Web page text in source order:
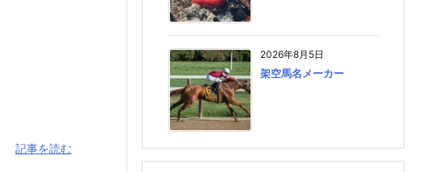
記事を読む
2026年8月5日
架空馬名メーカー